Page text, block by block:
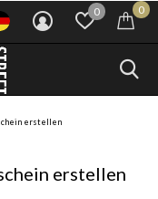
0 0
erstellen
erstellen